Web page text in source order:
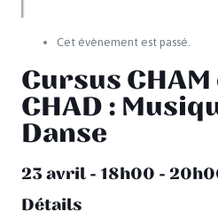
Cet évènement est passé.
Cursus CHAM
CHAD :
Danse
23 avril - 18h00 -
Détails